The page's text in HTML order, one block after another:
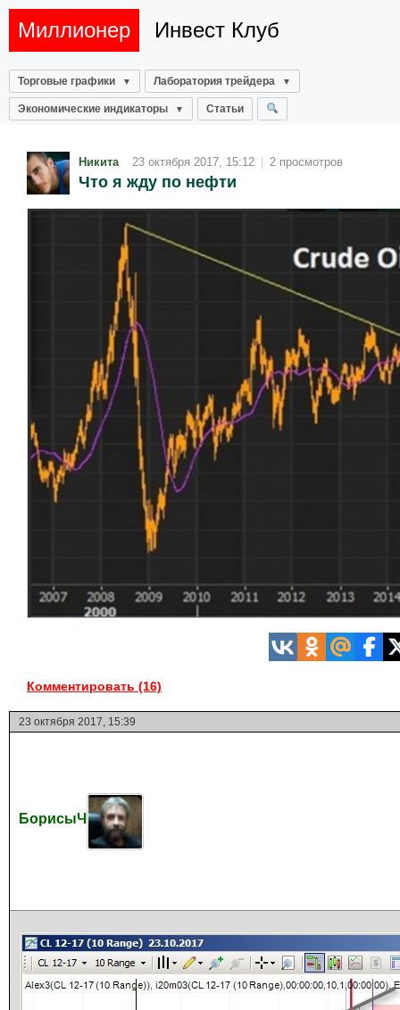
Миллионер Инвест Клуб
Торговые графики Лаборатория трейдера
Экономические индикаторы Статьи
Никита 23 октября 2017, 15:12 | 2 просмотров
Что я жду по нефти
Комментировать (16)
23 октября 2017, 15:39
БорисыЧ